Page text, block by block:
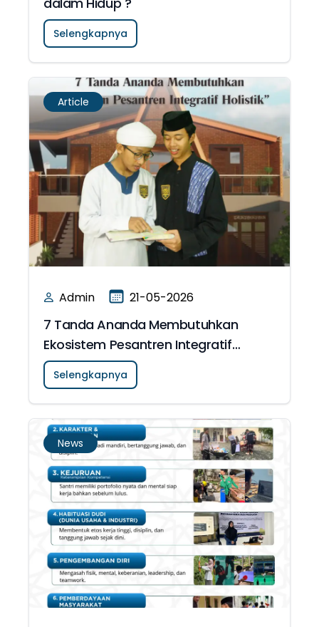
Selengkapnya
Article
Admin 21-05-2026
7 Tanda Ananda Membutuhkan
Ekosistem Pesantren Integratif
Holistik
Selengkapnya
News